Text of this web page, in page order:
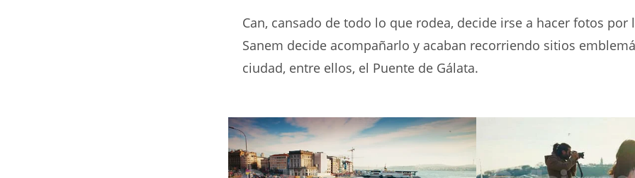
Can, cansado de todo lo que rodea, decide irse a hacer fotos por
Sanem decide acompañarlo y acaban recorriendo sitios
ciudad, entre ellos, el Puente de Gálata.